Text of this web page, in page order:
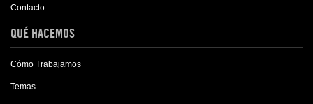
Contacto
QUÉ HACEMOS
Cómo Trabajamos
Temas